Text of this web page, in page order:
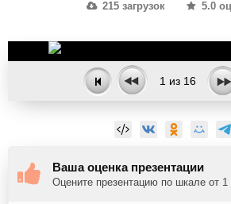
215 загрузок 5.0
1 из 16
Ваша оценка презентации
Оцените презентацию по шкале от